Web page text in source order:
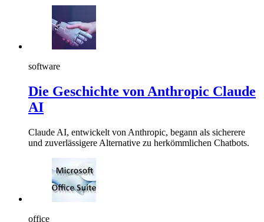
software
Die Geschichte von Anthropic Claude
AI
Claude AI, entwickelt von Anthropic, begann als sicherere
und zuverlässigere Alternative zu herkömmlichen Chatbots.
office